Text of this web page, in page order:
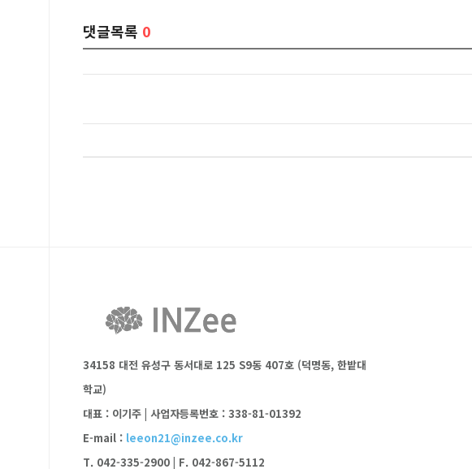
댓글목록 0
34158 대전 유성구 동서대로 125 S9동 407호 (덕명동, 한밭대
학교)
대표 : 이기주 | 사업자등록번호 : 338-81-01392
E-mail : leeon21@inzee.co.kr
T. 042-335-2900 | F. 042-867-5112